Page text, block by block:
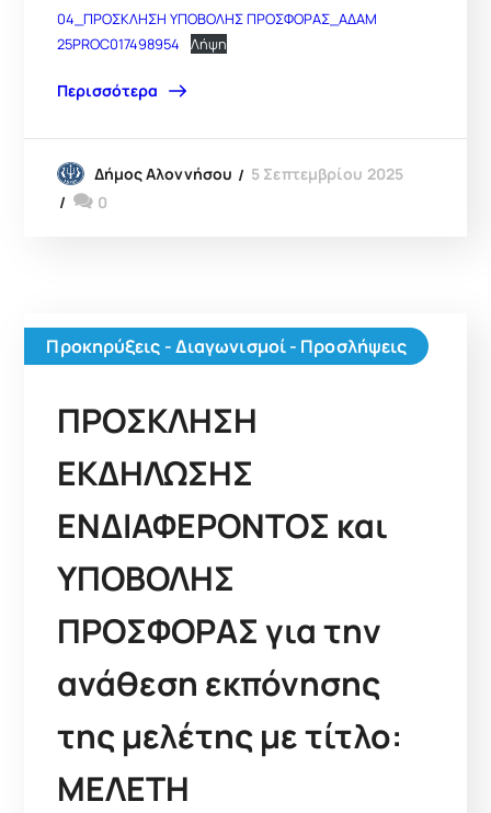
04_ΠΡΟΣΚΛΗΣΗ ΥΠΟΒΟΛΗΣ ΠΡΟΣΦΟΡΑΣ_ΑΔΑΜ
25PROC017498954
Λήψη
Περισσότερα
Δήμος Αλοννήσου
5 Σεπτεμβρίου 2025
0
Προκηρύξεις - Διαγωνισμοί - Προσλήψεις
ΠΡΟΣΚΛΗΣΗ
ΕΚΔΗΛΩΣΗΣ
ΕΝΔΙΑΦΕΡΟΝΤΟΣ και
ΥΠΟΒΟΛΗΣ
ΠΡΟΣΦΟΡΑΣ για την
ανάθεση εκπόνησης
της μελέτης με τίτλο:
ΜΕΛΕΤΗ